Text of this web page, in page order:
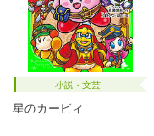
小説・文芸
星のカービィ